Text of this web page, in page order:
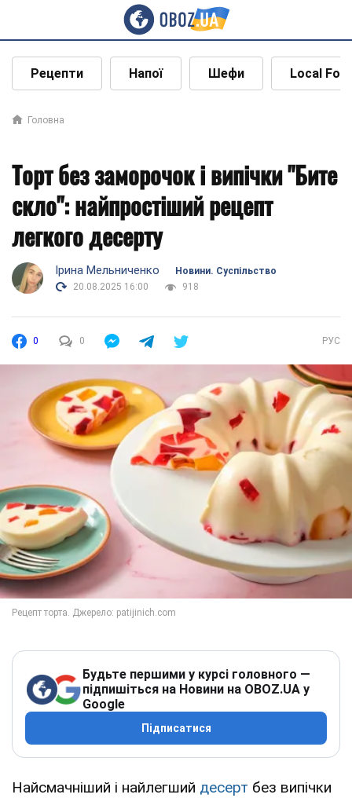
Рецепти Напої Шефи Local
Головна
Торт без заморочок і випічки "Бите
скло": найпростіший рецепт
легкого десерту
Ірина Мельниченко
Новини. Суспільство
20.08.2025 16:00
918
0 0 РУС
Будьте першими у курсі головного —
підпишіться на Новини на OBOZ.UA у
Google
Підписатися
Найсмачніший і найлегший десерт без випічки